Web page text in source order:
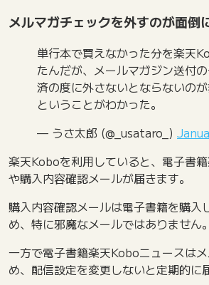
メルマガチェックを外すのが面倒
単行本で買えなかった分を楽天
たんだが、メールマガジン送付
済の度に外さないとならないの
ということがわかった。
— うさ太郎 (@_usataro_)
楽天Koboを利用していると、電子書
や購入内容確認メールが届きます。
購入内容確認メールは電子書籍を購入
め、特に邪魔なメールではありません。
一方で電子書籍楽天Koboニュースは
め、配信設定を変更しないと定期的に